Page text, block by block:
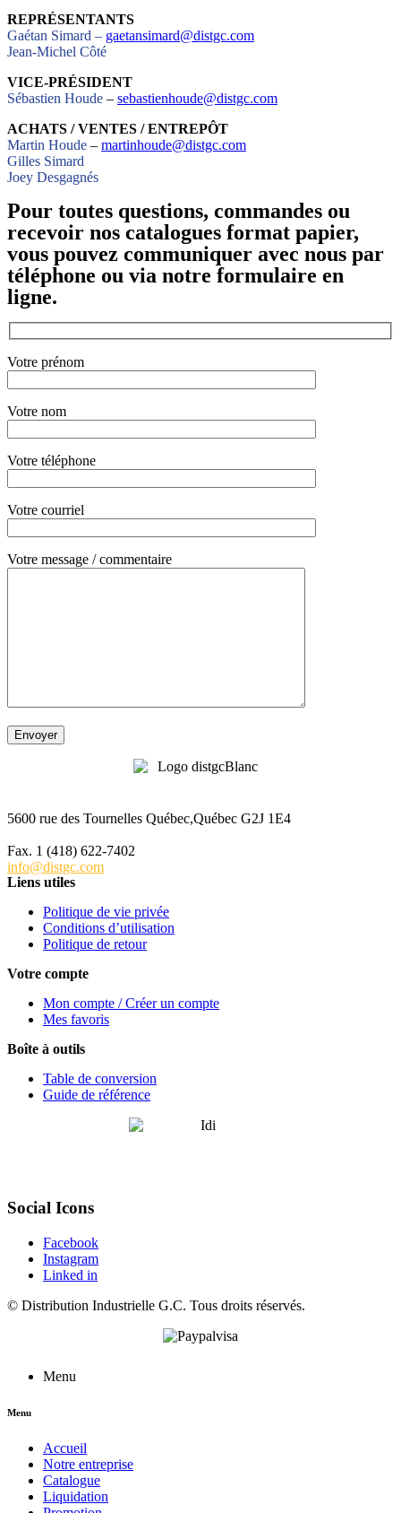
REPRÉSENTANTS
Gaétan Simard – gaetansimard@distgc.com
Jean-Michel Côté
VICE-PRÉSIDENT
Sébastien Houde – sebastienhoude@distgc.com
ACHATS / VENTES / ENTREPÔT
Martin Houde – martinhoude@distgc.com
Gilles Simard
Joey Desgagnés
Pour toutes questions, commandes ou
recevoir nos catalogues format papier,
vous pouvez communiquer avec nous par
téléphone ou via notre formulaire en
ligne.
Votre prénom
Votre nom
Votre téléphone
Votre courriel
Votre message / commentaire
5600 rue des Tournelles Québec,Québec G2J 1E4
Fax. 1 (418) 622-7402
info@distgc.com
Liens utiles
Politique de vie privée
Conditions d’utilisation
Politique de retour
Votre compte
Mon compte / Créer un compte
Mes favoris
Boîte à outils
Table de conversion
Guide de référence
Social Icons
Facebook
Instagram
Linked in
© Distribution Industrielle G.C. Tous droits réservés.
Menu
Menu
Accueil
Notre entreprise
Catalogue
Liquidation